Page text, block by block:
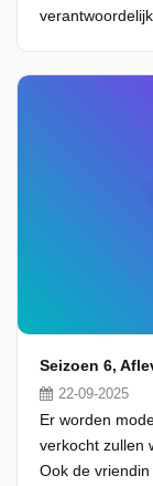
Seizoen 6,
22-09-2025
Er worden
verkocht zullen
Ook de